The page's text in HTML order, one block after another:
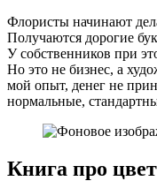
Флористы начинают
Получаются дорогие
У собственников при
Но это не бизнес, а
мой опыт, денег не
нормальные,
Книга про